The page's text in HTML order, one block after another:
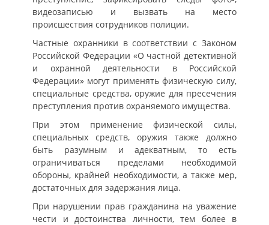
видеозаписью и вызвать на место
происшествия сотрудников полиции.
Частные охранники в соответствии с Законом
Российской Федерации «О частной детективной
и охранной деятельности в Российской
Федерации» могут применять физическую силу,
специальные средства, оружие для пресечения
преступления против охраняемого имущества.
При этом применение физической силы,
специальных средств, оружия также должно
быть разумным и адекватным, то есть
ограничиваться пределами необходимой
обороны, крайней необходимости, а также мер,
достаточных для задержания лица.
При нарушении прав гражданина на уважение
чести и достоинства личности, тем более в